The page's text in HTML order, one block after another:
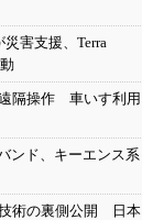
害支援、Terra
遠隔操作 車いす利用
ンド、キーエンス系
術の裏側公開 日本